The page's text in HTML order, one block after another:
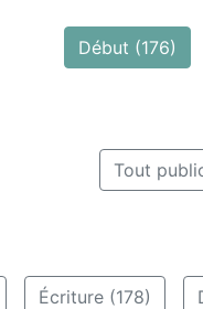
Début (176)
Tout
Écriture (178)